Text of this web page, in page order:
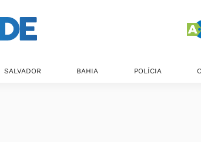
SALVADOR BAHIA POLÍCIA